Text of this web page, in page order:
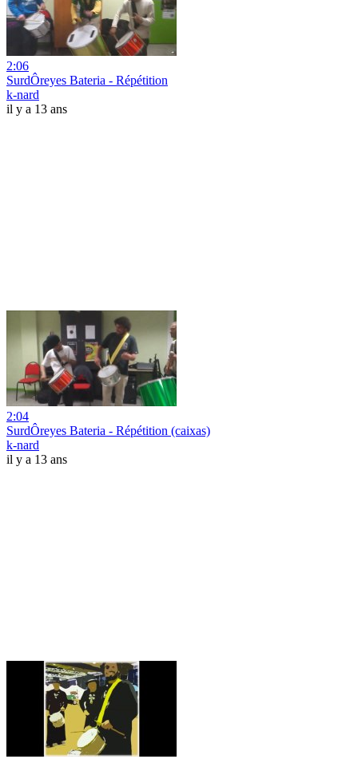
2:06
SurdÔreyes Bateria - Répétition
k-nard
il y a 13 ans
2:04
SurdÔreyes Bateria - Répétition (caixas)
k-nard
il y a 13 ans